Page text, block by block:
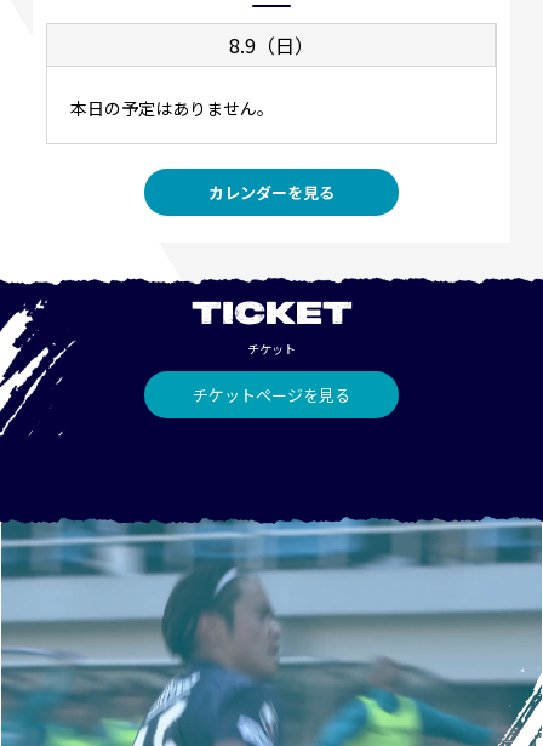
8.9（日）
本日の予定はありません。
カレンダーを見る
TICKET
チケット
チケットページを見る